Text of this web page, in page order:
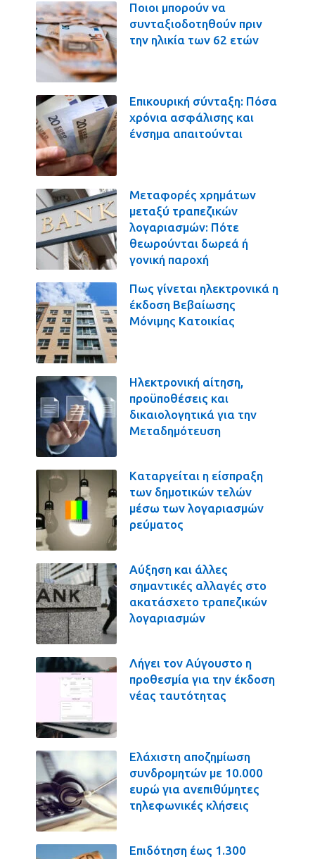
Ποιοι μπορούν να
συνταξιοδοτηθούν πριν
την ηλικία των 62 ετών
Επικουρική σύνταξη: Πόσα
χρόνια ασφάλισης και
ένσημα απαιτούνται
Μεταφορές χρημάτων
μεταξύ τραπεζικών
λογαριασμών: Πότε
θεωρούνται δωρεά ή
γονική παροχή
Πως γίνεται ηλεκτρονικά η
έκδοση Βεβαίωσης
Μόνιμης Κατοικίας
Ηλεκτρονική αίτηση,
προϋποθέσεις και
δικαιολογητικά για την
Μεταδημότευση
Καταργείται η είσπραξη
των δημοτικών τελών
μέσω των λογαριασμών
ρεύματος
Αύξηση και άλλες
σημαντικές αλλαγές στο
ακατάσχετο τραπεζικών
λογαριασμών
Λήγει τον Αύγουστο η
προθεσμία για την έκδοση
νέας ταυτότητας
Ελάχιστη αποζημίωση
συνδρομητών με 10.000
ευρώ για ανεπιθύμητες
τηλεφωνικές κλήσεις
Επιδότηση έως 1.300